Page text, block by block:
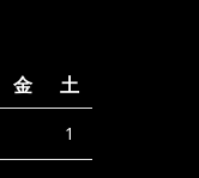
金 土
1